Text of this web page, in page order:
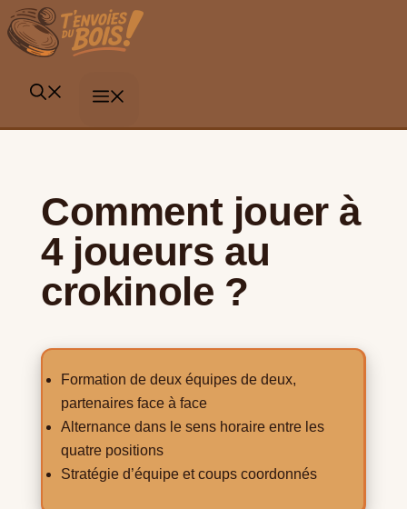
Aller
au
contenu
Comment jouer à
4 joueurs au
crokinole ?
Formation de deux équipes de deux,
partenaires face à face
Alternance dans le sens horaire entre les
quatre positions
Stratégie d’équipe et coups coordonnés